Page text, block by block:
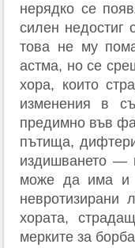
нерядко се
силен недостиг
това не му
астма, но се
хора, които
изменения в
предимно във
пътища,
издишването —
може да има и
невротизирани
хората,
мерките за